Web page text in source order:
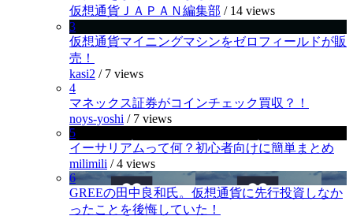
仮想通貨ＪＡＰＡＮ編集部 / 14 views
3
仮想通貨マイニングマシンをゼロフィールドが販
売！
kasi2 / 7 views
4
マネックス証券がコインチェック買収？！
noys-yoshi / 7 views
5
イーサリアムって何？初心者向けに簡単まとめ
milimili /4 views
6
GREEの田中良和氏。仮想通貨に先行投資しなか
ったことを後悔していた！